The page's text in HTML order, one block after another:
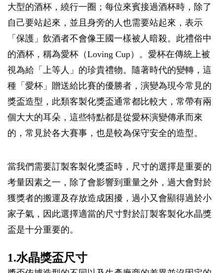
大型的酒杯，繞行一圈；每位來賓接過酒杯時，除了
自己要站起來，並且身旁的人也需要站起來，表示
「保護」飲酒者不會像王國一樣被人暗殺。此禮俗中
的酒杯，稱為愛杯（Loving Cup）。愛杯在傳統上被
視為給「上等人」的珍貴禮物。隨著時代的變轉，這
種「愛杯」贈送給比賽的優勝者，演變為現今常見的
獎盃造型，此類客製化獎盃通常都比較大，常帶有兩
個大大的耳朵，這些特點都是從愛杯演變傳承而來
的，常見於各大賽事，也是較為保守安全的造型。
當我們需要訂製客製化獎盃時，尺寸的選擇是重要的
考量因素之一，除了會影響到重量之外，過大會對於
獲獎者的搬運及存放造成困擾，過小又會顯得過於小
家子氣，因此選擇適當的尺寸對於訂製客製化水晶獎
盃是十分重要的。
1.水晶獎盃尺寸